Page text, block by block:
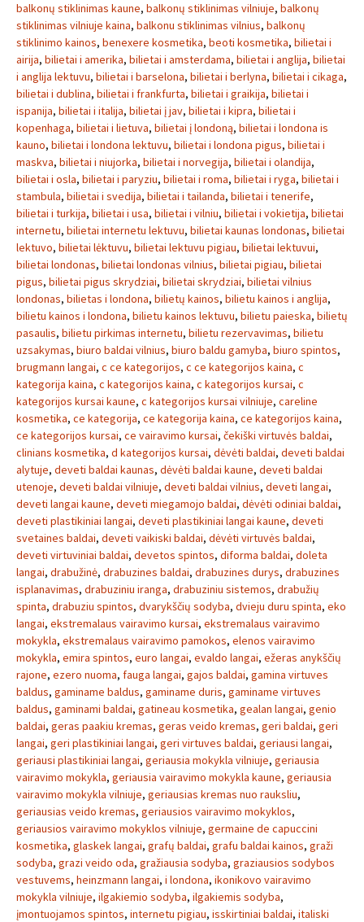
balkonų stiklinimas kaune, balkonų stiklinimas vilniuje, balkonų
stiklinimas vilniuje kaina, balkonu stiklinimas vilnius, balkonų
stiklinimo kainos, benexere kosmetika, beoti kosmetika, bilietai i
airija, bilietai i amerika, bilietai i amsterdama, bilietai i anglija, bilietai
i anglija lektuvu, bilietai i barselona, bilietai i berlyna, bilietai i cikaga,
bilietai i dublina, bilietai i frankfurta, bilietai i graikija, bilietai i
ispanija, bilietai i italija, bilietai į jav, bilietai i kipra, bilietai i
kopenhaga, bilietai i lietuva, bilietai į londoną, bilietai i londona is
kauno, bilietai i londona lektuvu, bilietai i londona pigus, bilietai i
maskva, bilietai i niujorka, bilietai i norvegija, bilietai i olandija,
bilietai i osla, bilietai i paryziu, bilietai i roma, bilietai i ryga, bilietai i
stambula, bilietai i svedija, bilietai i tailanda, bilietai i tenerife,
bilietai i turkija, bilietai i usa, bilietai i vilniu, bilietai i vokietija, bilietai
internetu, bilietai internetu lektuvu, bilietai kaunas londonas, bilietai
lektuvo, bilietai lėktuvu, bilietai lektuvu pigiau, bilietai lektuvui,
bilietai londonas, bilietai londonas vilnius, bilietai pigiau, bilietai
pigus, bilietai pigus skrydziai, bilietai skrydziai, bilietai vilnius
londonas, bilietas i londona, bilietų kainos, bilietu kainos i anglija,
bilietu kainos i londona, bilietu kainos lektuvu, bilietu paieska, bilietų
pasaulis, bilietu pirkimas internetu, bilietu rezervavimas, bilietu
uzsakymas, biuro baldai vilnius, biuro baldu gamyba, biuro spintos,
brugmann langai, c ce kategorijos, c ce kategorijos kaina, c
kategorija kaina, c kategorijos kaina, c kategorijos kursai, c
kategorijos kursai kaune, c kategorijos kursai vilniuje, careline
kosmetika, ce kategorija, ce kategorija kaina, ce kategorijos kaina,
ce kategorijos kursai, ce vairavimo kursai, čekiški virtuvės baldai,
clinians kosmetika, d kategorijos kursai, dėvėti baldai, deveti baldai
alytuje, deveti baldai kaunas, dėvėti baldai kaune, deveti baldai
utenoje, deveti baldai vilniuje, deveti baldai vilnius, deveti langai,
deveti langai kaune, deveti miegamojo baldai, dėvėti odiniai baldai,
deveti plastikiniai langai, deveti plastikiniai langai kaune, deveti
svetaines baldai, deveti vaikiski baldai, dėvėti virtuvės baldai,
deveti virtuviniai baldai, devetos spintos, diforma baldai, doleta
langai, drabužinė, drabuzines baldai, drabuzines durys, drabuzines
isplanavimas, drabuziniu iranga, drabuziniu sistemos, drabužių
spinta, drabuziu spintos, dvarykščių sodyba, dvieju duru spinta, eko
langai, ekstremalaus vairavimo kursai, ekstremalaus vairavimo
mokykla, ekstremalaus vairavimo pamokos, elenos vairavimo
mokykla, emira spintos, euro langai, evaldo langai, ežeras anykščių
rajone, ezero nuoma, fauga langai, gajos baldai, gamina virtuves
baldus, gaminame baldus, gaminame duris, gaminame virtuves
baldus, gaminami baldai, gatineau kosmetika, gealan langai, genio
baldai, geras paakiu kremas, geras veido kremas, geri baldai, geri
langai, geri plastikiniai langai, geri virtuves baldai, geriausi langai,
geriausi plastikiniai langai, geriausia mokykla vilniuje, geriausia
vairavimo mokykla, geriausia vairavimo mokykla kaune, geriausia
vairavimo mokykla vilniuje, geriausias kremas nuo rauksliu,
geriausias veido kremas, geriausios vairavimo mokyklos,
geriausios vairavimo mokyklos vilniuje, germaine de capuccini
kosmetika, glaskek langai, grafų baldai, grafu baldai kainos, graži
sodyba, grazi veido oda, gražiausia sodyba, graziausios sodybos
vestuvems, heinzmann langai, i londona, ikonikovo vairavimo
mokykla vilniuje, ilgakiemio sodyba, ilgakiemis sodyba,
įmontuojamos spintos, internetu pigiau, isskirtiniai baldai, italiski